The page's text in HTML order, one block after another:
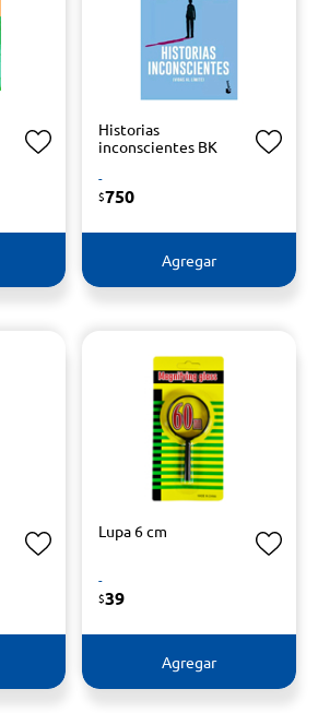
Historias
inconscientes BK
-
$750
Agregar
Lupa 6 cm
-
$39
Agregar